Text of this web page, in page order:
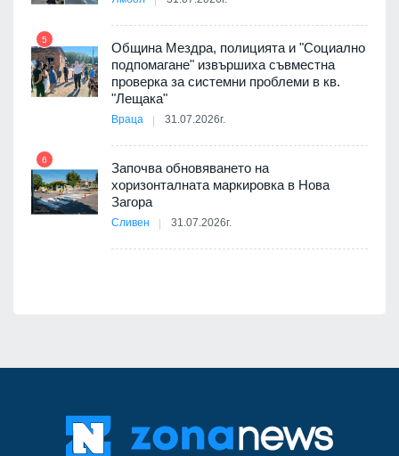
5
Община Мездра, полицията и "Социално
подпомагане" извършиха съвместна
проверка за системни проблеми в кв.
"Лещака"
Враца 31.07.2026г.
6
Започва обновяването на
хоризонталната маркировка в Нова
Загора
Сливен 31.07.2026г.